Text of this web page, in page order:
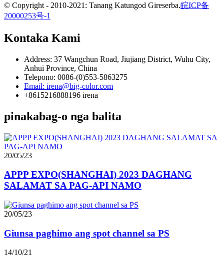
© Copyright - 2010-2021: Tanang Katungod Gireserba.皖ICP备
20000253号-1
Kontaka Kami
Address: 37 Wangchun Road, Jiujiang District, Wuhu City,
Anhui Province, China
Telepono: 0086-(0)553-5863275
Email: irena@big-color.com
+8615216888196 irena
pinakabag-o nga balita
20/05/23
APPP EXPO(SHANGHAI) 2023 DAGHANG
SALAMAT SA PAG-API NAMO
20/05/23
Giunsa paghimo ang spot channel sa PS
14/10/21